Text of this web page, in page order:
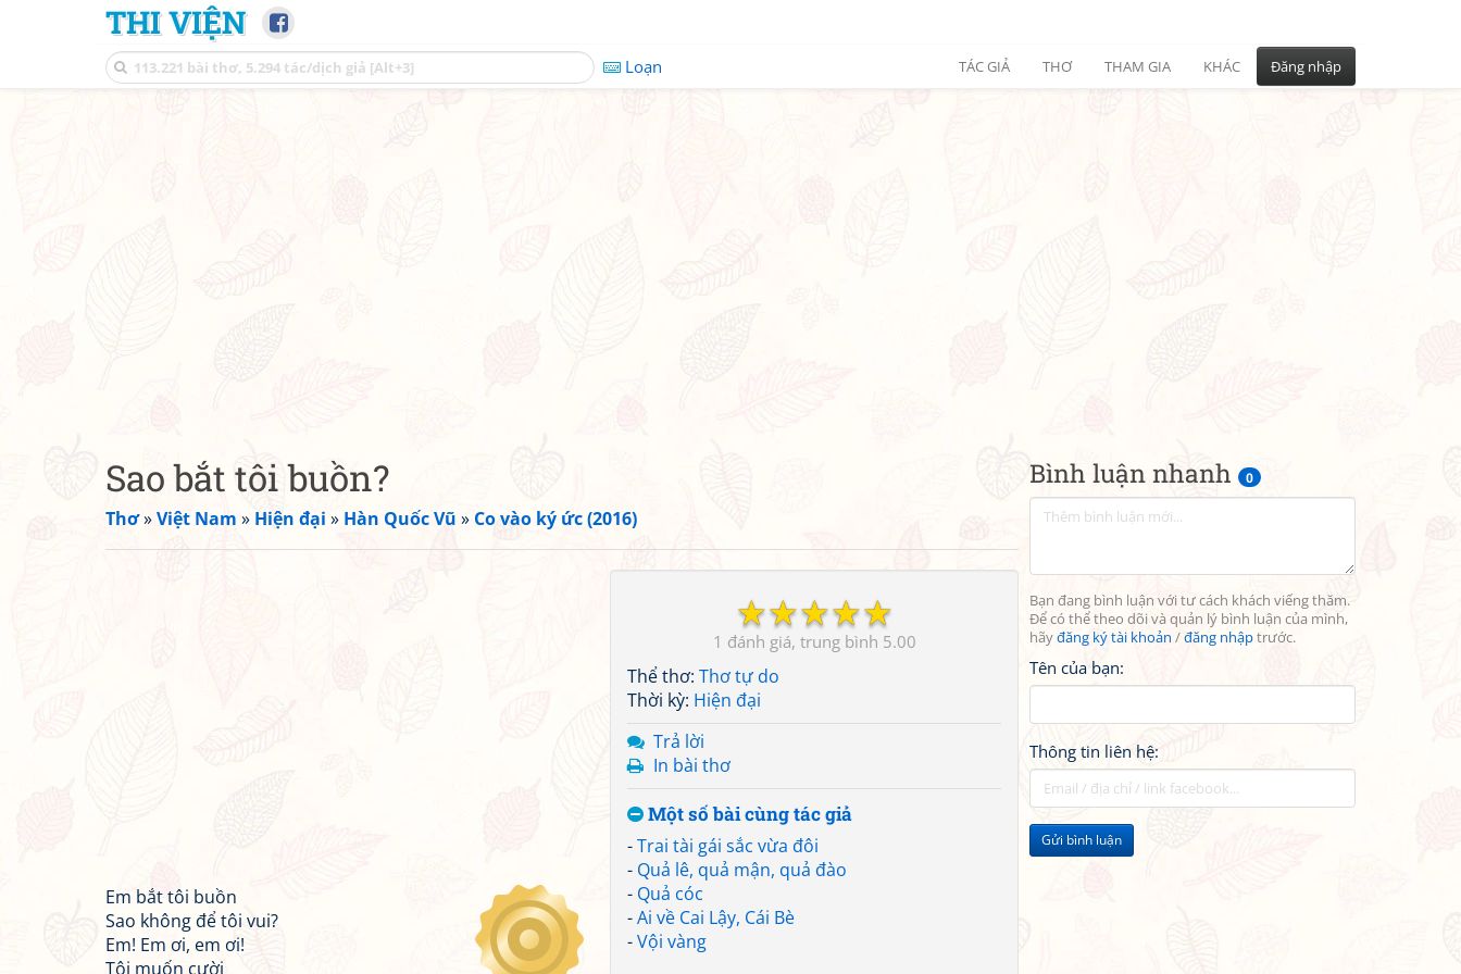
THI VIỆN
Loạn TÁC GIẢ THƠ THAM GIA KHÁC Đăng nhập
Bình luận nhanh 0
Bạn đang bình luận với tư cách khách viếng thăm.
Để có thể theo dõi và quản lý bình luận của mình,
hãyđăng ký tài khoản /đăng nhậptrước.
Tên của bạn:
Thông tin liên hệ:
Gửi bình luận
Sao bắt tôi buồn?
Thơ»Việt Nam » Hiện đại » Hàn Quốc Vũ » Co vào ký ức (2016)
☆
☆
☆
☆
☆
1 5.00
Thể thơ: Thơ tự do
Thời kỳ: Hiện đại
Trả lời
In bài thơ
Một số bài cùng tác giả
-Trai tài gái sắc vừa đôi
- Quả lê, quả mận, quả đào
- Quả cóc
-Ai về Cai Lậy, Cái Bè
-Vội vàng
Em bắt tôi buồn
Sao không để tôi vui?
Em! Em ơi, em ơi!
Tôi muốn cười